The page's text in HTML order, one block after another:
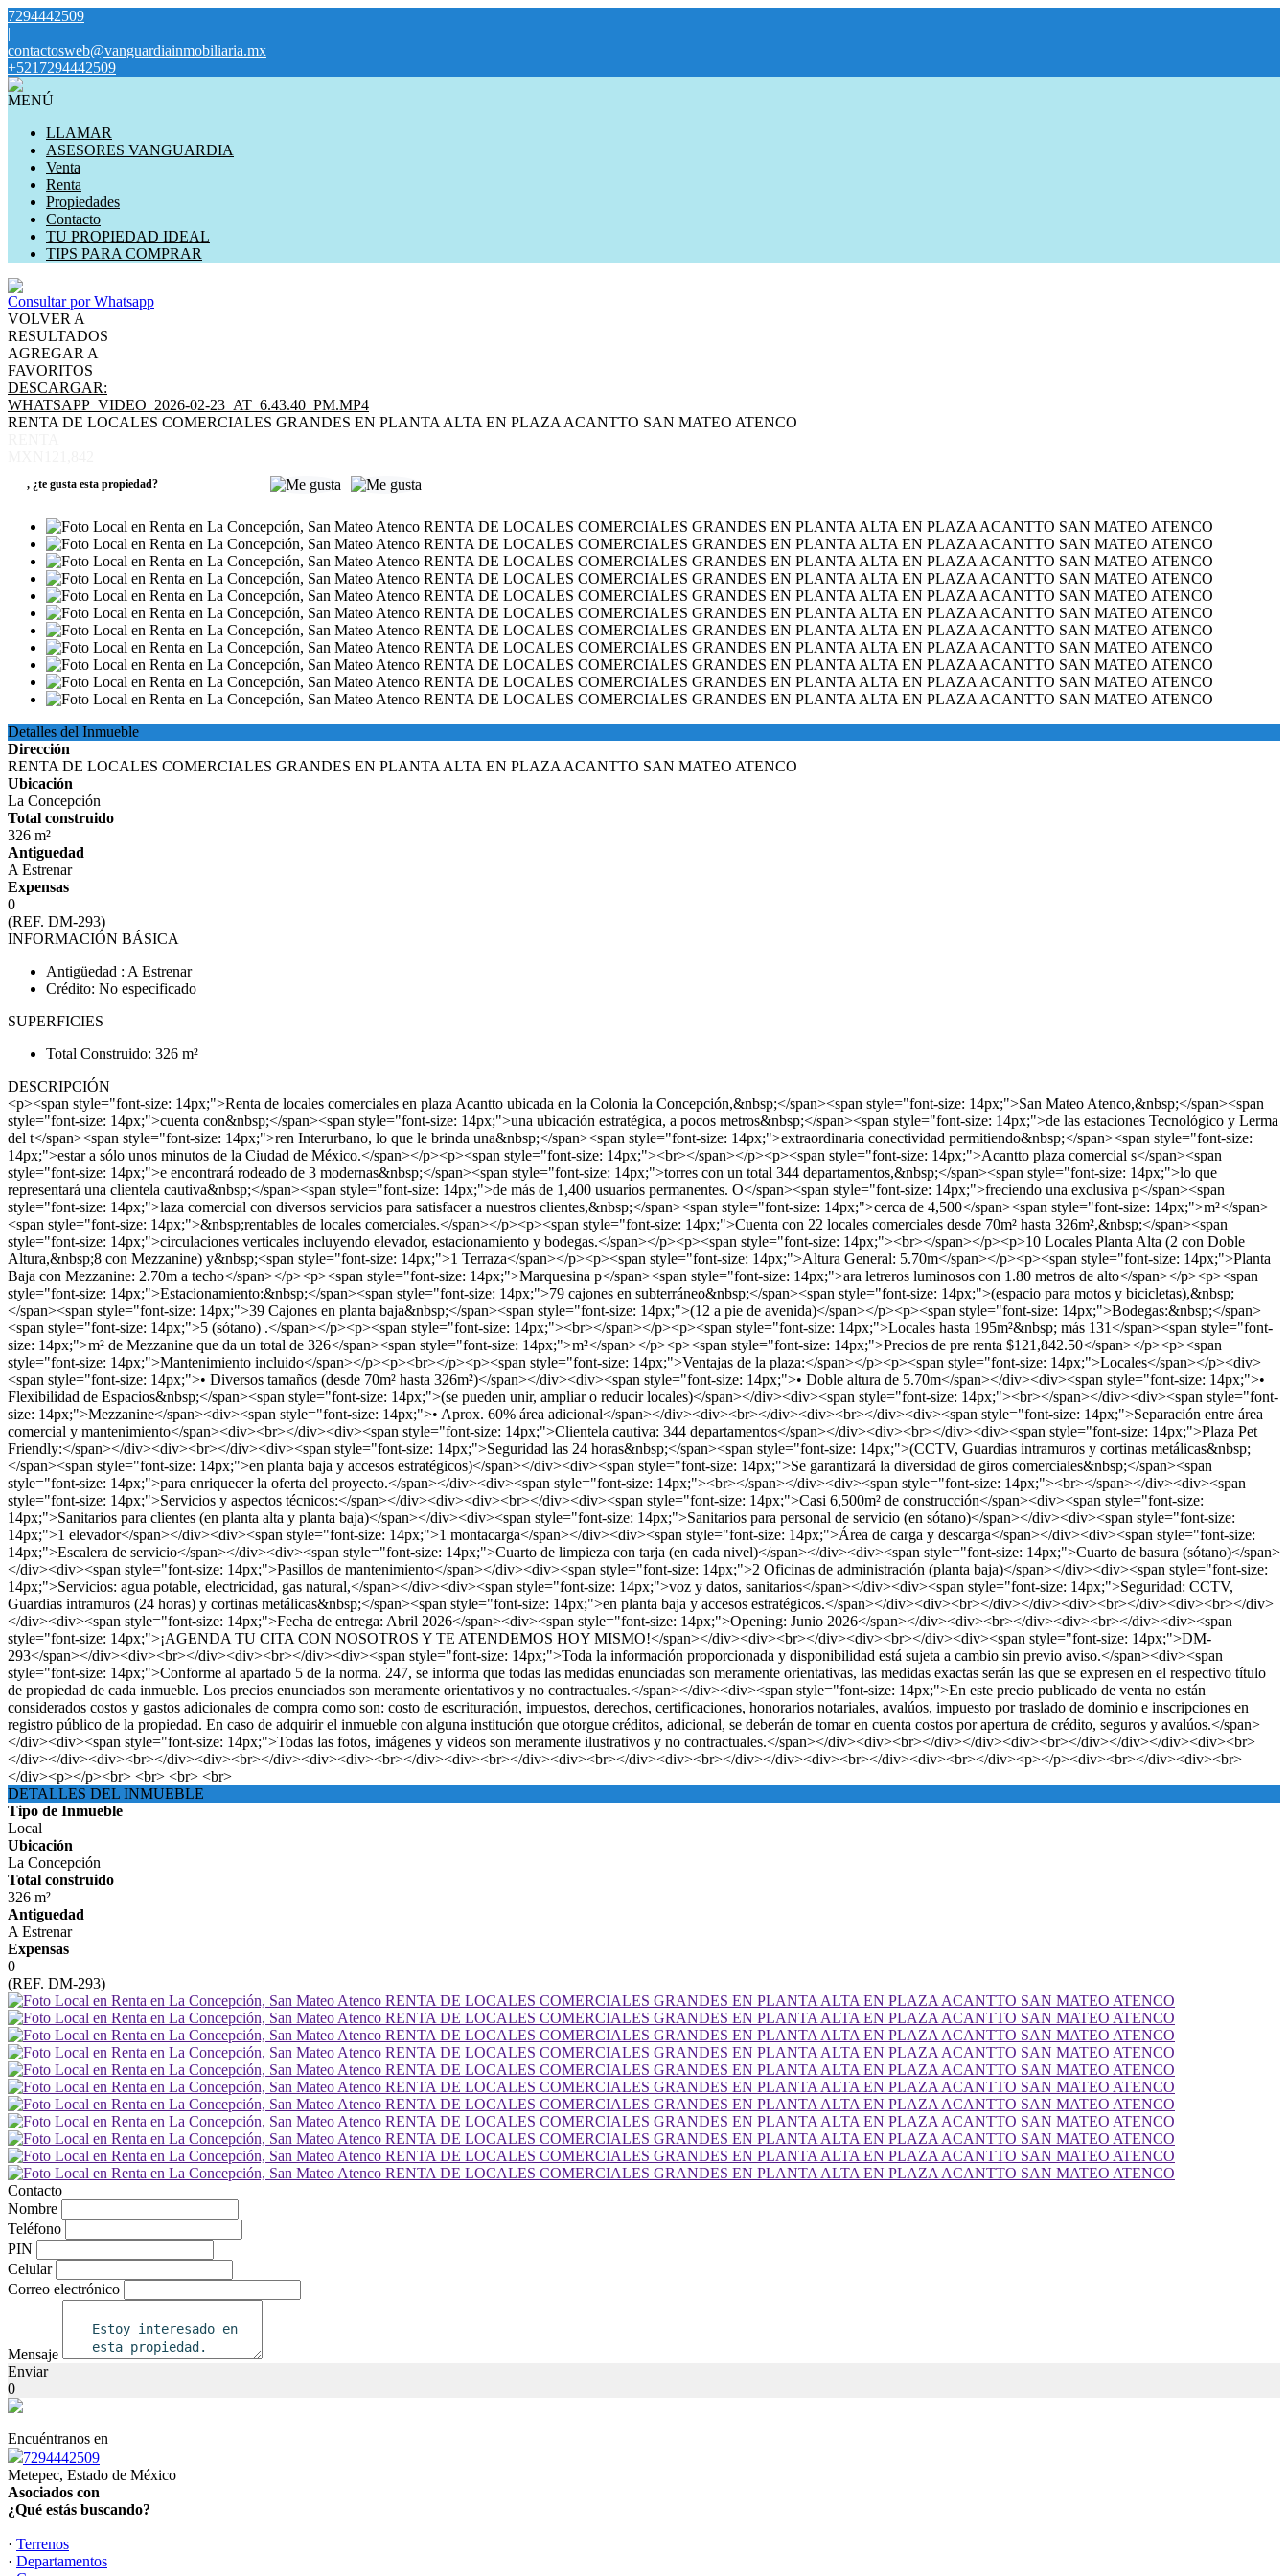
7294442509
|
contactosweb@vanguardiainmobiliaria.mx
+5217294442509
MENÚ
LLAMAR
ASESORES VANGUARDIA
Venta
Renta
Propiedades
Contacto
TU PROPIEDAD IDEAL
TIPS PARA COMPRAR
Consultar por Whatsapp
VOLVER A
RESULTADOS
AGREGAR A
FAVORITOS
DESCARGAR:
WHATSAPP_VIDEO_2026-02-23_AT_6.43.40_PM.MP4
RENTA DE LOCALES COMERCIALES GRANDES EN PLANTA ALTA EN PLAZA ACANTTO SAN MATEO ATENCO
, ¿te gusta esta propiedad?
Detalles del Inmueble
Dirección
RENTA DE LOCALES COMERCIALES GRANDES EN PLANTA ALTA EN PLAZA ACANTTO SAN MATEO ATENCO
Ubicación
La Concepción
Total construido
326 m²
Antiguedad
A Estrenar
Expensas
0
(REF. DM-293)
INFORMACIÓN BÁSICA
Antigüedad : A Estrenar
Crédito: No especificado
SUPERFICIES
Total Construido: 326 m²
DESCRIPCIÓN
<p><span style="font-size: 14px;">Renta de locales comerciales en plaza Acantto ubicada en la Colonia la Concepción,&nbsp;</span><span style="font-size: 14px;">San Mateo Atenco,&nbsp;</span><span
style="font-size: 14px;">cuenta con&nbsp;</span><span style="font-size: 14px;">una ubicación estratégica, a pocos metros&nbsp;</span><span style="font-size: 14px;">de las estaciones Tecnológico y Lerma
del t</span><span style="font-size: 14px;">ren Interurbano, lo que le brinda una&nbsp;</span><span style="font-size: 14px;">extraordinaria conectividad permitiendo&nbsp;</span><span style="font-size:
14px;">estar a sólo unos minutos de la Ciudad de México.</span></p><p><span style="font-size: 14px;"><br></span></p><p><span style="font-size: 14px;">Acantto plaza comercial s</span><span
style="font-size: 14px;">e encontrará rodeado de 3 modernas&nbsp;</span><span style="font-size: 14px;">torres con un total 344 departamentos,&nbsp;</span><span style="font-size: 14px;">lo que
representará una clientela cautiva&nbsp;</span><span style="font-size: 14px;">de más de 1,400 usuarios permanentes. O</span><span style="font-size: 14px;">freciendo una exclusiva p</span><span
style="font-size: 14px;">laza comercial con diversos servicios para satisfacer a nuestros clientes,&nbsp;</span><span style="font-size: 14px;">cerca de 4,500</span><span style="font-size: 14px;">m²</span>
<span style="font-size: 14px;">&nbsp;rentables de locales comerciales.</span></p><p><span style="font-size: 14px;">Cuenta con 22 locales comerciales desde 70m² hasta 326m²,&nbsp;</span><span
style="font-size: 14px;">circulaciones verticales incluyendo elevador, estacionamiento y bodegas.</span></p><p><span style="font-size: 14px;"><br></span></p><p>10 Locales Planta Alta (2 con Doble
Altura,&nbsp;8 con Mezzanine) y&nbsp;<span style="font-size: 14px;">1 Terraza</span></p><p><span style="font-size: 14px;">Altura General: 5.70m</span></p><p><span style="font-size: 14px;">Planta
Baja con Mezzanine: 2.70m a techo</span></p><p><span style="font-size: 14px;">Marquesina p</span><span style="font-size: 14px;">ara letreros luminosos con 1.80 metros de alto</span></p><p><span
style="font-size: 14px;">Estacionamiento:&nbsp;</span><span style="font-size: 14px;">79 cajones en subterráneo&nbsp;</span><span style="font-size: 14px;">(espacio para motos y bicicletas),&nbsp;
</span><span style="font-size: 14px;">39 Cajones en planta baja&nbsp;</span><span style="font-size: 14px;">(12 a pie de avenida)</span></p><p><span style="font-size: 14px;">Bodegas:&nbsp;</span>
<span style="font-size: 14px;">5 (sótano) .</span></p><p><span style="font-size: 14px;"><br></span></p><p><span style="font-size: 14px;">Locales hasta 195m²&nbsp; más 131</span><span style="font-
size: 14px;">m² de Mezzanine que da un total de 326</span><span style="font-size: 14px;">m²</span></p><p><span style="font-size: 14px;">Precios de pre renta $121,842.50</span></p><p><span
style="font-size: 14px;">Mantenimiento incluido</span></p><p><br></p><p><span style="font-size: 14px;">Ventajas de la plaza:</span></p><p><span style="font-size: 14px;">Locales</span></p><div>
<span style="font-size: 14px;">• Diversos tamaños (desde 70m² hasta 326m²)</span></div><div><span style="font-size: 14px;">• Doble altura de 5.70m</span></div><div><span style="font-size: 14px;">•
Flexibilidad de Espacios&nbsp;</span><span style="font-size: 14px;">(se pueden unir, ampliar o reducir locales)</span></div><div><span style="font-size: 14px;"><br></span></div><div><span style="font-
size: 14px;">Mezzanine</span><div><span style="font-size: 14px;">• Aprox. 60% área adicional</span></div><div><br></div><div><br></div><div><span style="font-size: 14px;">Separación entre área
comercial y mantenimiento</span><div><br></div><div><span style="font-size: 14px;">Clientela cautiva: 344 departamentos</span></div><div><br></div><div><span style="font-size: 14px;">Plaza Pet
Friendly:</span></div><div><br></div><div><span style="font-size: 14px;">Seguridad las 24 horas&nbsp;</span><span style="font-size: 14px;">(CCTV, Guardias intramuros y cortinas metálicas&nbsp;
</span><span style="font-size: 14px;">en planta baja y accesos estratégicos)</span></div><div><span style="font-size: 14px;">Se garantizará la diversidad de giros comerciales&nbsp;</span><span
style="font-size: 14px;">para enriquecer la oferta del proyecto.</span></div><div><span style="font-size: 14px;"><br></span></div><div><span style="font-size: 14px;"><br></span></div><div><span
style="font-size: 14px;">Servicios y aspectos técnicos:</span></div><div><div><br></div><div><span style="font-size: 14px;">Casi 6,500m² de construcción</span><div><span style="font-size:
14px;">Sanitarios para clientes (en planta alta y planta baja)</span></div><div><span style="font-size: 14px;">Sanitarios para personal de servicio (en sótano)</span></div><div><span style="font-size:
14px;">1 elevador</span></div><div><span style="font-size: 14px;">1 montacarga</span></div><div><span style="font-size: 14px;">Área de carga y descarga</span></div><div><span style="font-size:
14px;">Escalera de servicio</span></div><div><span style="font-size: 14px;">Cuarto de limpieza con tarja (en cada nivel)</span></div><div><span style="font-size: 14px;">Cuarto de basura (sótano)</span>
</div><div><span style="font-size: 14px;">Pasillos de mantenimiento</span></div><div><span style="font-size: 14px;">2 Oficinas de administración (planta baja)</span></div><div><span style="font-size:
14px;">Servicios: agua potable, electricidad, gas natural,</span></div><div><span style="font-size: 14px;">voz y datos, sanitarios</span></div><div><span style="font-size: 14px;">Seguridad: CCTV,
Guardias intramuros (24 horas) y cortinas metálicas&nbsp;</span><span style="font-size: 14px;">en planta baja y accesos estratégicos.</span></div><div><br></div></div><div><br></div><div><br></div>
</div><div><span style="font-size: 14px;">Fecha de entrega: Abril 2026</span><div><span style="font-size: 14px;">Opening: Junio 2026</span></div><div><br></div><div><br></div><div><span
style="font-size: 14px;">¡AGENDA TU CITA CON NOSOTROS Y TE ATENDEMOS HOY MISMO!</span></div><div><br></div><div><br></div><div><span style="font-size: 14px;">DM-
293</span></div><div><br></div><div><br></div><div><span style="font-size: 14px;">Toda la información proporcionada y disponibilidad está sujeta a cambio sin previo aviso.</span><div><span
style="font-size: 14px;">Conforme al apartado 5 de la norma. 247, se informa que todas las medidas enunciadas son meramente orientativas, las medidas exactas serán las que se expresen en el respectivo título
de propiedad de cada inmueble. Los precios enunciados son meramente orientativos y no contractuales.</span></div><div><span style="font-size: 14px;">En este precio publicado de venta no están
considerados costos y gastos adicionales de compra como son: costo de escrituración, impuestos, derechos, certificaciones, honorarios notariales, avalúos, impuesto por traslado de dominio e inscripciones en
registro público de la propiedad. En caso de adquirir el inmueble con alguna institución que otorgue créditos, adicional, se deberán de tomar en cuenta costos por apertura de crédito, seguros y avalúos.</span>
</div><div><span style="font-size: 14px;">Todas las fotos, imágenes y videos son meramente ilustrativos y no contractuales.</span></div><div><br></div></div><div><br></div></div></div><div><br>
</div></div><div><br></div><div><br></div><div><div><br></div><div><br></div><div><br></div><div><br></div></div><div><br></div><div><br></div><p></p><div><br></div><div><br>
</div><p></p><br> <br> <br> <br>
DETALLES DEL INMUEBLE
Tipo de Inmueble
Local
Ubicación
La Concepción
Total construido
326 m²
Antiguedad
A Estrenar
Expensas
0
(REF. DM-293)
Contacto
Nombre
Teléfono
PIN
Celular
Correo electrónico
Mensaje
Enviar
0
Encuéntranos en
7294442509
Metepec, Estado de México
Asociados con
¿Qué estás buscando?
· Terrenos
· Departamentos